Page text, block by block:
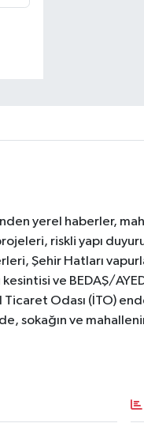
yerel haberler,
riskli yapı
Şehir Hatları
ve BEDAŞ/
Odası (İTO)
ve